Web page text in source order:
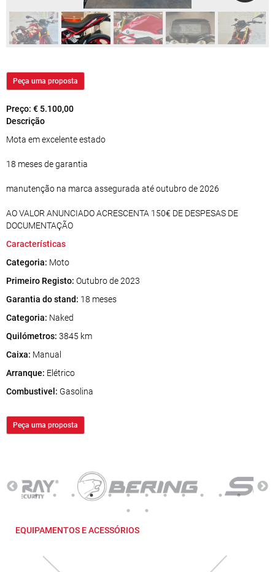
Peça uma proposta
Preço: € 5.100,00
Descrição
Mota em excelente estado
18 meses de garantia
manutenção na marca assegurada até outubro de 2026
AO VALOR ANUNCIADO ACRESCENTA 150€ DE DESPESAS DE
DOCUMENTAÇÃO
Características
Categoria: Moto
Primeiro Registo: Outubro de 2023
Garantia do stand: 18 meses
Categoria: Naked
Quilómetros: 3845 km
Caixa: Manual
Arranque: Elétrico
Combustivel: Gasolina
Peça uma proposta
EQUIPAMENTOS E ACESSÓRIOS